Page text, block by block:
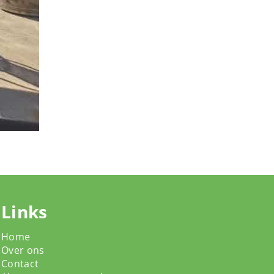
Links
Home
Over ons
Contact